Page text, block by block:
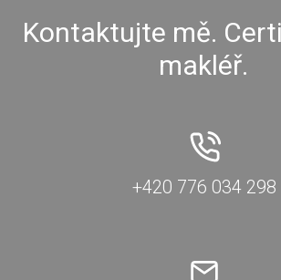
Kontaktujte mě.
makléř.
+420 776 034 298